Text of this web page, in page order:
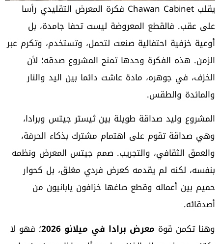
يقلب Chawan Cabinet فكرة المعرض التقليدي رأسا
على عقب. فالقطع المعروضة ليست تحفا جامدة، بل
أوعية خزفية احتفالية صنعت لتحمل، وتستخدم، وتكرم عبر
الزمن. هذه الفكرة وحدها تمنح المشروع صدقه؛ لأن
الخزف، في جوهره، مادة عاشت دائما بين اليد والنار
والمائدة والطقس.
المشروع وليد صداقة طويلة بين ثيستر جيتس وبرادا،
وهي صداقة تقوم على اهتمام مشترك بذكاء الحرفة،
والعمق الثقافي، والتجريب. صمم جيتس المعرض ونظمه
بنفسه، لكنه لم يقدمه كعرض فردي مغلق، بل كحوار
حميم بين أعماله وقطع صاغها خزافون يابانيون من
أصدقائه.
وهنا تكمن قوة معرض برادا في ميلانو 2026
؛ فهو لا